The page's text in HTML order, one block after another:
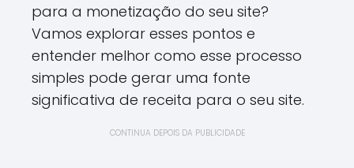
para a monetização do seu site?
Vamos explorar esses pontos e
entender melhor como esse processo
simples pode gerar uma fonte
significativa de receita para o seu site.
CONTINUA DEPOIS DA PUBLICIDADE